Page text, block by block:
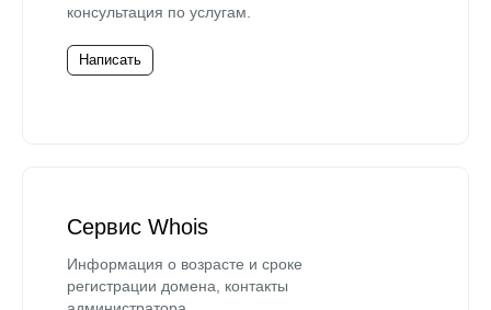
консультация по услугам.
Написать
Сервис Whois
Информация о возрасте и сроке
регистрации домена, контакты